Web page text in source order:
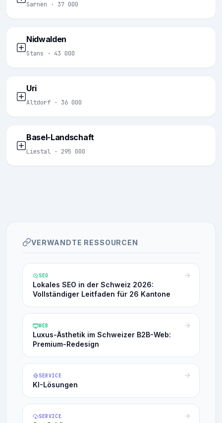
Sarnen · 37 000
Nidwalden
Stans · 43 000
Uri
Altdorf · 36 000
Basel-Landschaft
Liestal · 295 000
VERWANDTE RESSOURCEN
SEO
Lokales SEO in der Schweiz 2026:
Vollständiger Leitfaden für 26 Kantone
WEB
Luxus-Ästhetik im Schweizer B2B-Web:
Premium-Redesign
SERVICE
KI-Lösungen
SERVICE